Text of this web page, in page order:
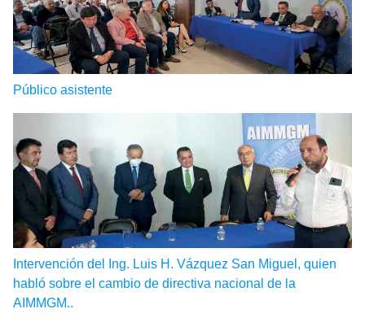
Público asistente
Intervención del Ing. Luis H. Vázquez San Miguel, quien
habló sobre el cambio de directiva nacional de la
AIMMGM..